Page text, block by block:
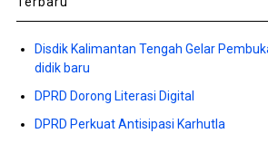
Disdik Kalimantan Tengah Gelar
didik baru
DPRD Dorong Literasi Digital
DPRD Perkuat Antisipasi Karhutla